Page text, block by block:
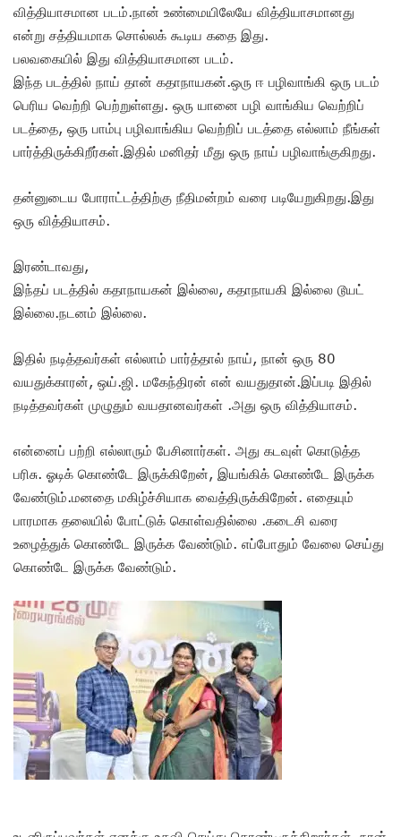
வித்தியாசமான படம்.நான் உண்மையிலேயே வித்தியாசமானது
என்று சத்தியமாக சொல்லக் கூடிய கதை இது.
பலவகையில் இது வித்தியாசமான படம்.
இந்த படத்தில் நாய் தான் கதாநாயகன்.ஒரு ஈ பழிவாங்கி ஒரு படம்
பெரிய வெற்றி பெற்றுள்ளது. ஒரு யானை பழி வாங்கிய வெற்றிப்
படத்தை, ஒரு பாம்பு பழிவாங்கிய வெற்றிப் படத்தை எல்லாம் நீங்கள்
பார்த்திருக்கிறீர்கள்.இதில் மனிதர் மீது ஒரு நாய் பழிவாங்குகிறது.
தன்னுடைய போராட்டத்திற்கு நீதிமன்றம் வரை படியேறுகிறது.இது
ஒரு வித்தியாசம்.
இரண்டாவது,
இந்தப் படத்தில் கதாநாயகன் இல்லை, கதாநாயகி இல்லை டூயட்
இல்லை.நடனம் இல்லை.
இதில் நடித்தவர்கள் எல்லாம் பார்த்தால் நாய், நான் ஒரு 80
வயதுக்காரன், ஒய்.ஜி. மகேந்திரன் என் வயதுதான்.இப்படி இதில்
நடித்தவர்கள் முழுதும் வயதானவர்கள் .அது ஒரு வித்தியாசம்.
என்னைப் பற்றி எல்லாரும் பேசினார்கள். அது கடவுள் கொடுத்த
பரிசு. ஓடிக் கொண்டே இருக்கிறேன், இயங்கிக் கொண்டே இருக்க
வேண்டும்.மனதை மகிழ்ச்சியாக வைத்திருக்கிறேன். எதையும்
பாரமாக தலையில் போட்டுக் கொள்வதில்லை .கடைசி வரை
உழைத்துக் கொண்டே இருக்க வேண்டும். எப்போதும் வேலை செய்து
கொண்டே இருக்க வேண்டும்.